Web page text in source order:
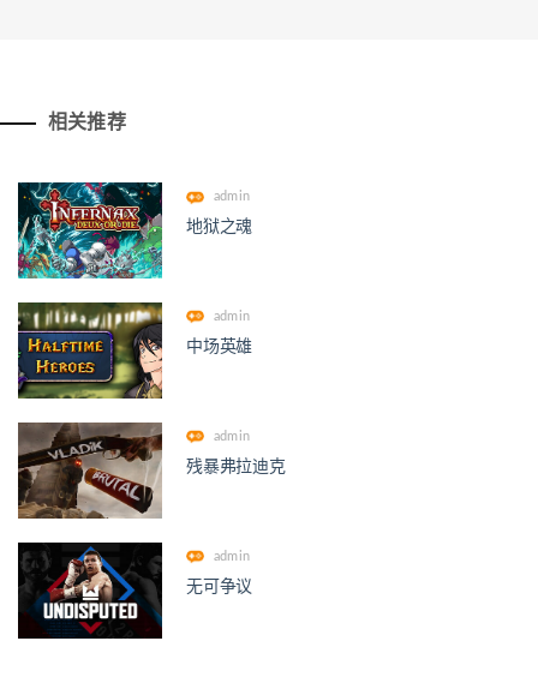
相关推荐
admin
地狱之魂
admin
中场英雄
admin
残暴弗拉迪克
admin
无可争议